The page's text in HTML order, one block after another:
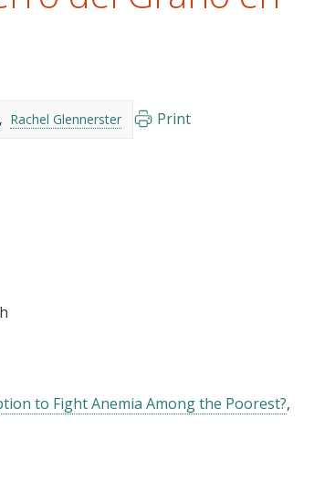
Rachel Glennerster Print
to Fight Anemia Among the Poorest?